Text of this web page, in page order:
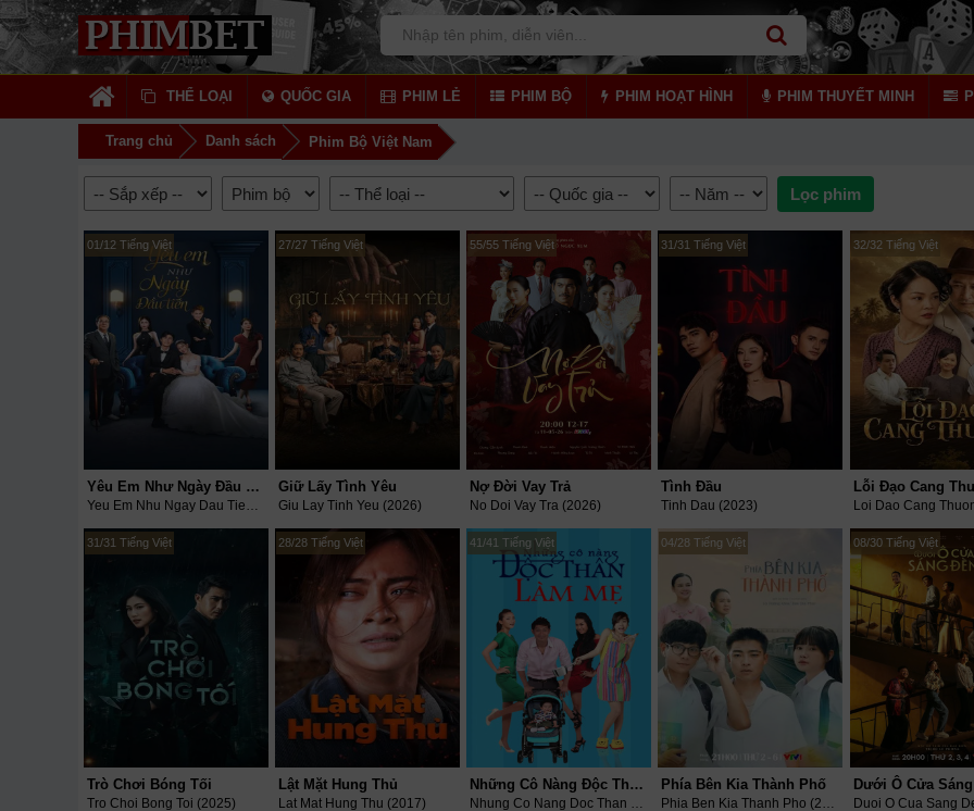
THỂ LOẠI QUỐC GIA PHIM LẺ PHIM BỘ PHIM HOẠT HÌNH PHIM THUYẾT MINH
Trang chủ Danh sách Phim Bộ Việt Nam
01/12 Tiếng Việt
Yêu Em Như Ngày Đầu Tiên
Yeu Em Nhu Ngay Dau Tien (2026)
27/27 Tiếng Việt
Giữ Lấy Tình Yêu
Giu Lay Tinh Yeu (2026)
55/55 Tiếng Việt
Nợ Đời Vay Trả
No Doi Vay Tra (2026)
31/31 Tiếng Việt
Tình Đầu
Tinh Dau (2023)
32/32 Tiếng Việt
Lỗi Đạo Cang
Loi Dao Cang
31/31 Tiếng Việt
Trò Chơi Bóng Tối
Tro Choi Bong Toi (2025)
28/28 Tiếng Việt
Lật Mặt Hung Thủ
Lat Mat Hung Thu (2017)
41/41 Tiếng Việt
Những Cô Nàng Độc Thân Làm Mẹ
Nhung Co Nang Doc Than Lam Me (2014)
04/28 Tiếng Việt
Phía Bên Kia Thành Phố
Phia Ben Kia Thanh Pho (2026)
08/30 Tiếng Việt
Dưới Ô Cửa
Duoi O Cua Sang